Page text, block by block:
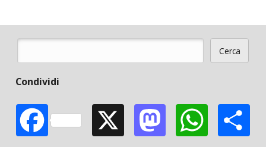
Cerca
Condividi
FacebookX Mastodon